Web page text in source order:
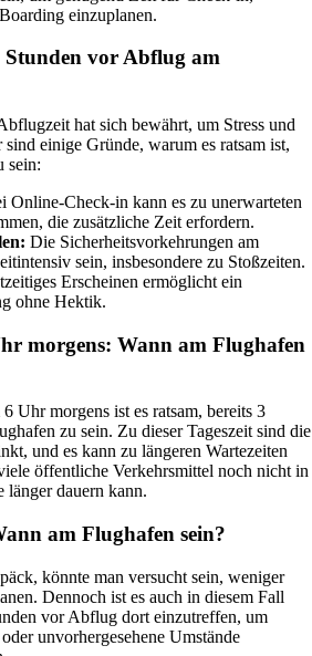
einzuplanen.
vor Abflug am
hat sich bewährt, um Stress und
einige Gründe, warum es ratsam ist,
sein:
Online-Check-in kann es zu unerwarteten
die zusätzliche Zeit erfordern.
Die Sicherheitsvorkehrungen am
sein, insbesondere zu Stoßzeiten.
Erscheinen ermöglicht ein
ohne Hektik.
morgens: Wann am Flughafen
Uhr morgens ist es ratsam, bereits 3
zu sein. Zu dieser Tageszeit sind die
und es kann zu längeren Wartezeiten
öffentliche Verkehrsmittel noch nicht in
länger dauern kann.
am Flughafen sein?
könnte man versucht sein, weniger
Dennoch ist es auch in diesem Fall
vor Abflug dort einzutreffen, um
unvorhergesehene Umstände